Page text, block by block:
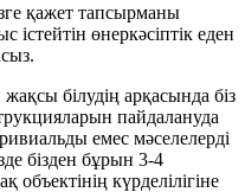
қажет тапсырманы
өнеркәсіптік еден
білудің арқасында біз
пайдалануда
емес мәселелерді
бізден бұрын 3-4
күрделілігіне